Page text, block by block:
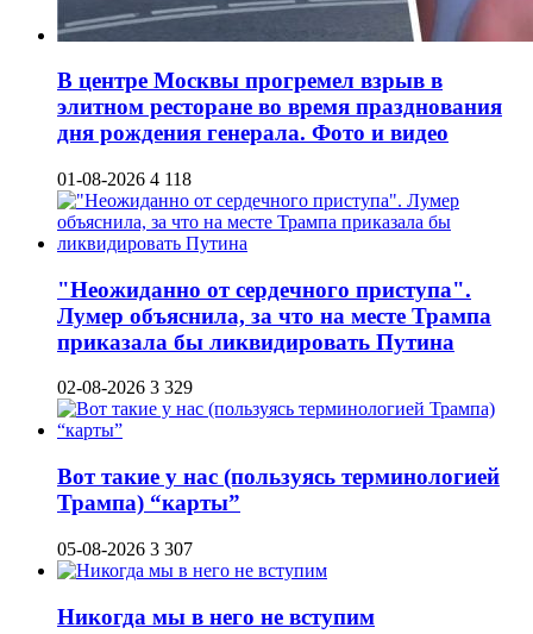
В центре Москвы прогремел взрыв в
элитном ресторане во время празднования
дня рождения генерала. Фото и видео
01-08-2026 4 118
"Неожиданно от сердечного приступа".
Лумер объяснила, за что на месте Трампа
приказала бы ликвидировать Путина
02-08-2026 3 329
Вот такие у нас (пользуясь терминологией
Трампа) “карты”
05-08-2026 3 307
Никогда мы в него не вступим